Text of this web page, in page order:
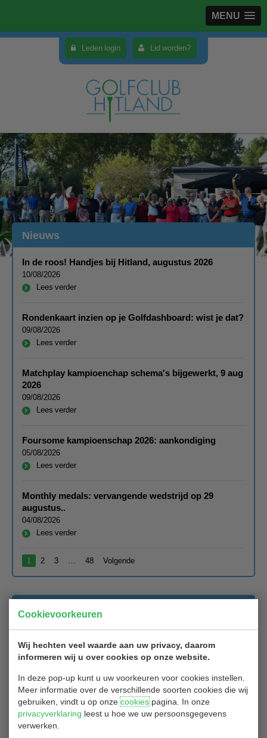
MENU
Cookievoorkeuren
Wij hechten veel waarde aan uw privacy, daarom
informeren wij u over cookies op onze website.
In deze pop-up kunt u uw voorkeuren voor cookies instellen.
Meer informatie over de verschillende soorten cookies die wij
gebruiken, vindt u op onzecookiespagina. In onze
privacyverklaring leest u hoe we uw persoonsgegevens
verwerken.
Leden login Lid worden?
Nieuws
In de roos! Handjes bij Hitland, augustus 2026
10/08/2026
Lees verder
Rondenkaart inzien op je Golfdashboard: wist je dat?
09/08/2026
Lees verder
Matchplay kampioenchap schema's bijgewerkt, 9 aug
2026
09/08/2026
Lees verder
Foursome kampioenschap 2026: aankondiging
05/08/2026
Lees verder
Monthly medals: vervangende wedstrijd op 29
augustus..
04/08/2026
Lees verder
1 2 3 48 Volgende
Voedselbank Capelle blij met cheque
23/07/2025
wegbrengen, met de som van donaties van golfbaan, golfclub, en
vooral: alle spelers!
Namens Kassem iedereen weer enorm bedankt: Voedselbank
Capelle doet hier weer prachtig werk mee!